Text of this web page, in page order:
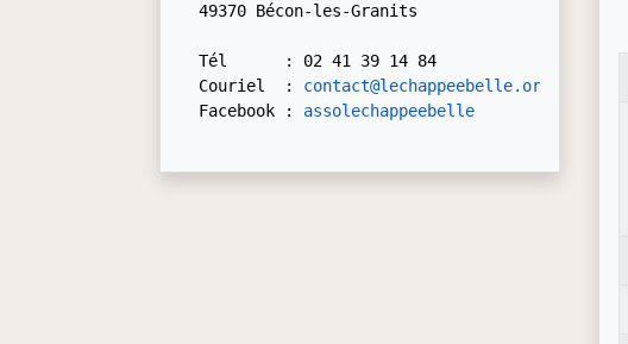
49370 Bécon-les-Granits
Tél      : 02 41 39 14 84
Couriel  : contact@lechappeebelle.org
Facebook : assolechappeebelle